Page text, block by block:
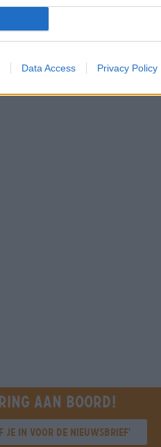
Data Access Privacy Policy
aan boord!
je in voor de nieuwsbrief'